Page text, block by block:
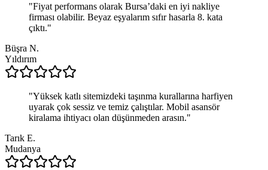
"Fiyat performans olarak Bursa’daki en iyi nakliye
firması olabilir. Beyaz eşyalarım sıfır hasarla 8. kata
çıktı."
Büşra N.
Yıldırım
"Yüksek katlı sitemizdeki taşınma kurallarına harfiyen
uyarak çok sessiz ve temiz çalıştılar. Mobil asansör
kiralama ihtiyacı olan düşünmeden arasın."
Tarık E.
Mudanya